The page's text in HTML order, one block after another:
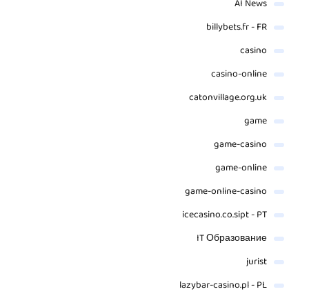
AI News
billybets.fr - FR
casino
casino-online
catonvillage.org.uk
game
game-casino
game-online
game-online-casino
icecasino.co.sipt - PT
IT Образование
jurist
lazybar-casino.pl - PL